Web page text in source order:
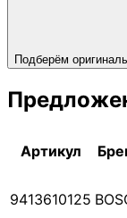
Подберём
Артикул
9413610125